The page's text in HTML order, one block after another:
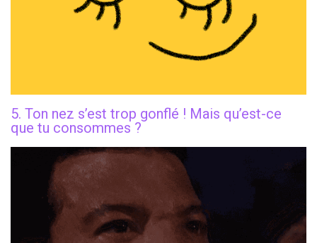
5. Ton nez s’est trop gonflé ! Mais qu’est-ce
que tu consommes ?